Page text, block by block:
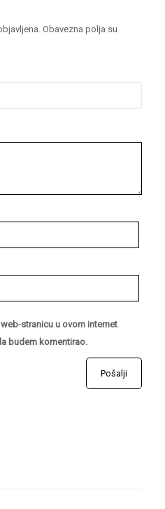
Obavezna polja su
stranicu u ovom internet
budem komentirao.